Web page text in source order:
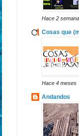
Hace 2
Cosas que
Hace 4 meses
Andandos